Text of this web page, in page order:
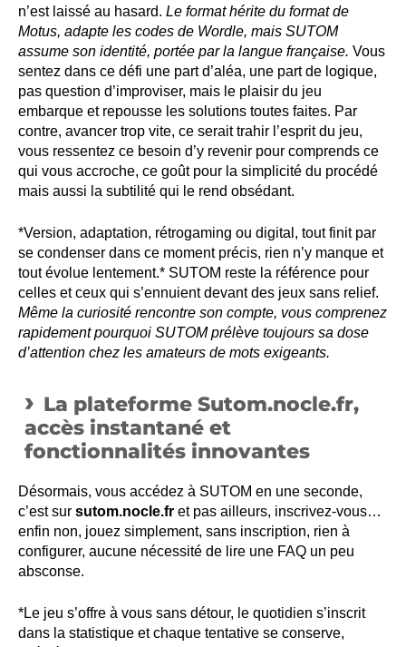
n’est laissé au hasard. Le format hérite du format de
Motus, adapte les codes de Wordle, mais SUTOM
assume son identité, portée par la langue française. Vous
sentez dans ce défi une part d’aléa, une part de logique,
pas question d’improviser, mais le plaisir du jeu
embarque et repousse les solutions toutes faites. Par
contre, avancer trop vite, ce serait trahir l’esprit du jeu,
vous ressentez ce besoin d’y revenir pour comprends ce
qui vous accroche, ce goût pour la simplicité du procédé
mais aussi la subtilité qui le rend obsédant.
*Version, adaptation, rétrogaming ou digital, tout finit par
se condenser dans ce moment précis, rien n’y manque et
tout évolue lentement.* SUTOM reste la référence pour
celles et ceux qui s’ennuient devant des jeux sans relief.
Même la curiosité rencontre son compte, vous comprenez
rapidement pourquoi SUTOM prélève toujours sa dose
d’attention chez les amateurs de mots exigeants.
La plateforme Sutom.nocle.fr,
accès instantané et
fonctionnalités innovantes
Désormais, vous accédez à SUTOM en une seconde,
c’est sur sutom.nocle.fr et pas ailleurs, inscrivez-vous…
enfin non, jouez simplement, sans inscription, rien à
configurer, aucune nécessité de lire une FAQ un peu
absconse.
*Le jeu s’offre à vous sans détour, le quotidien s’inscrit
dans la statistique et chaque tentative se conserve,